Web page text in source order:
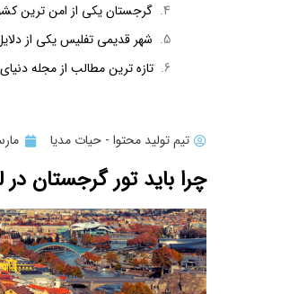
گرجستان یکی از امن ترین
شهر قدیمی تفلیس یکی از
تازه ترین مطالب از مجله
تیم تولید محتوا - حیات مدیا مارس
چرا باید تور گرجستان